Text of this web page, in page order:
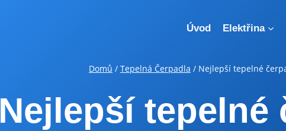
Úvod Elektřina
Domů / Tepelná Čerpadla / Nejlepší tepelné
Nejlepší tepelné